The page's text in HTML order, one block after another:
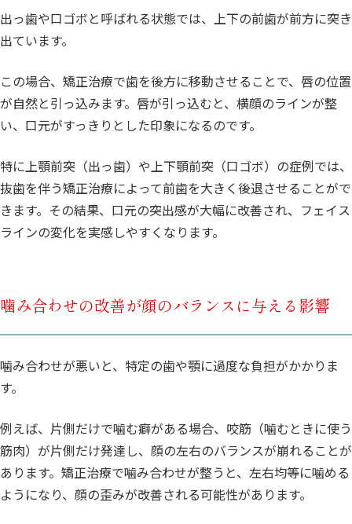
出っ歯や口ゴボと呼ばれる状態では、上下の前歯が前方に突き
出ています。
この場合、矯正治療で歯を後方に移動させることで、唇の位置
が自然と引っ込みます。唇が引っ込むと、横顔のラインが整
い、口元がすっきりとした印象になるのです。
特に上顎前突（出っ歯）や上下顎前突（口ゴボ）の症例では、
抜歯を伴う矯正治療によって前歯を大きく後退させることがで
きます。その結果、口元の突出感が大幅に改善され、フェイス
ラインの変化を実感しやすくなります。
噛み合わせの改善が顔のバランスに与える影響
噛み合わせが悪いと、特定の歯や顎に過度な負担がかかりま
す。
例えば、片側だけで噛む癖がある場合、咬筋（噛むときに使う
筋肉）が片側だけ発達し、顔の左右のバランスが崩れることが
あります。矯正治療で噛み合わせが整うと、左右均等に噛める
ようになり、顔の歪みが改善される可能性があります。